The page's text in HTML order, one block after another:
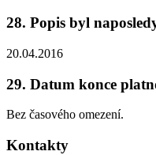
28. Popis byl
20.04.2016
29. Datum konce
Bez časového omezení.
Kontakty